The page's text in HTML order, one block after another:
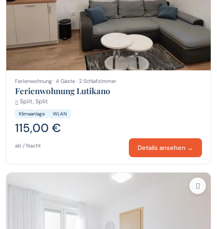
Ferienwohnung · 4 Gäste · 2 Schlafzimmer
Ferienwohnung Lutikano
Split, Split
Klimaanlage WLAN
115,00 €
ab / Nacht Details ansehen →